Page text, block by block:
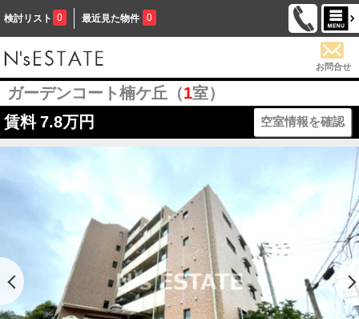
検討リスト 0 最近見た物件 0
お問合せ
ガーデンコート楠ケ丘（1室）
賃料 7.8万円 空室情報を確認